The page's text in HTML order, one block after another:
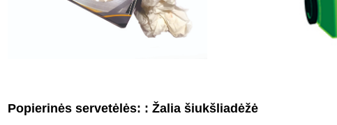
Popierinės servetėlės: : Žalia šiukšliadėžė